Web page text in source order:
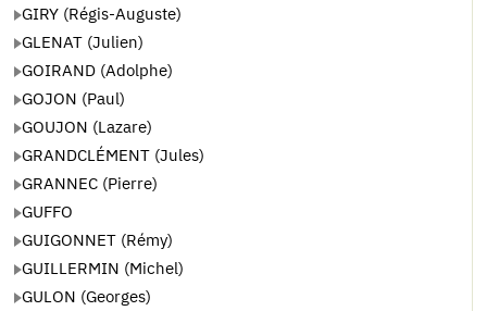
GIRY (Régis-Auguste)
GLENAT (Julien)
GOIRAND (Adolphe)
GOJON (Paul)
GOUJON (Lazare)
GRANDCLÉMENT (Jules)
GRANNEC (Pierre)
GUFFO
GUIGONNET (Rémy)
GUILLERMIN (Michel)
GULON (Georges)